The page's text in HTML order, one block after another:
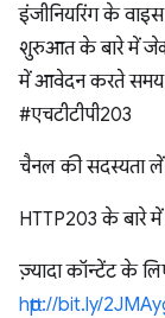
इंजीनियरिंग के
शुरुआत के बारे में जेक
में आवेदन करते समय
#एचटीटीपी203
चैनल की सदस्यता
HTTP203 के बारे
ज़्यादा कॉन्टेंट के
http://bit.ly/